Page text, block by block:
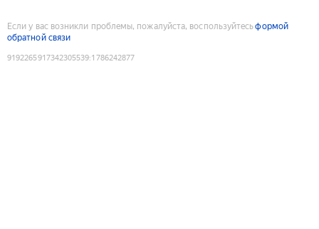
Если у вас возникли проблемы, пожалуйста, воспользуйтесьформой
обратной связи
9192265917342305539:1786242877